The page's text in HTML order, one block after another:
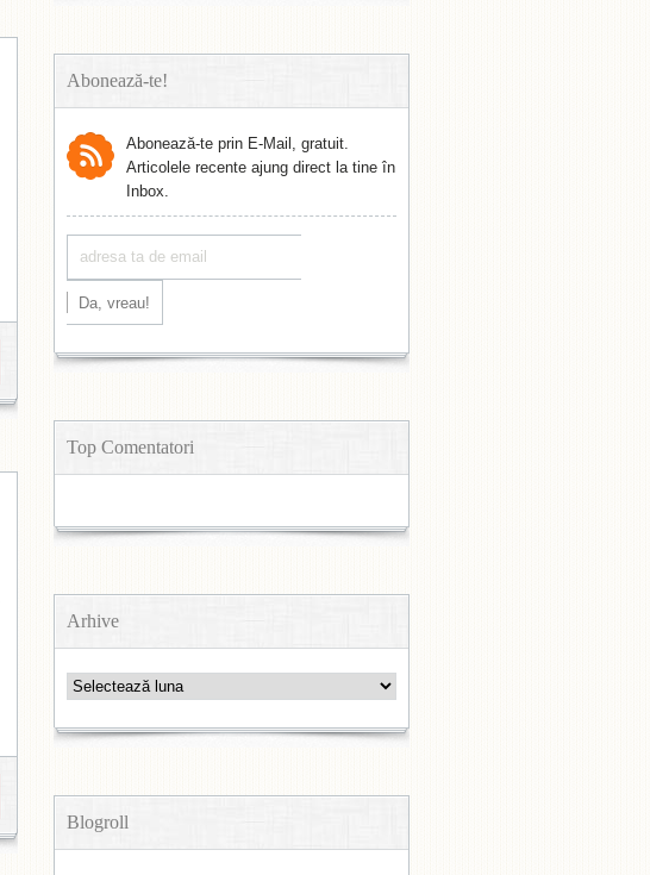
Abonează-te!
Abonează-te prin E-Mail, gratuit.
Articolele recente ajung direct la tine în
Inbox.
Top Comentatori
Arhive
Arhive
Blogroll